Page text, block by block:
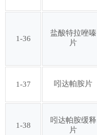
1-36
盐酸特拉唑嗪
片
1-37 吲达帕胺片
1-38
吲达帕胺缓释
片